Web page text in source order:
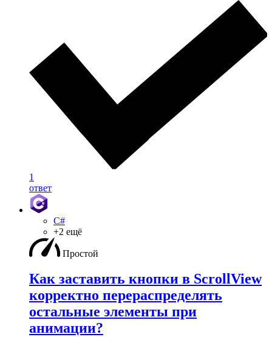
1
ответ
C#
+2 ещё
Простой
Как заставить кнопки в ScrollView
корректно перераспределять
остальные элементы при
анимации?